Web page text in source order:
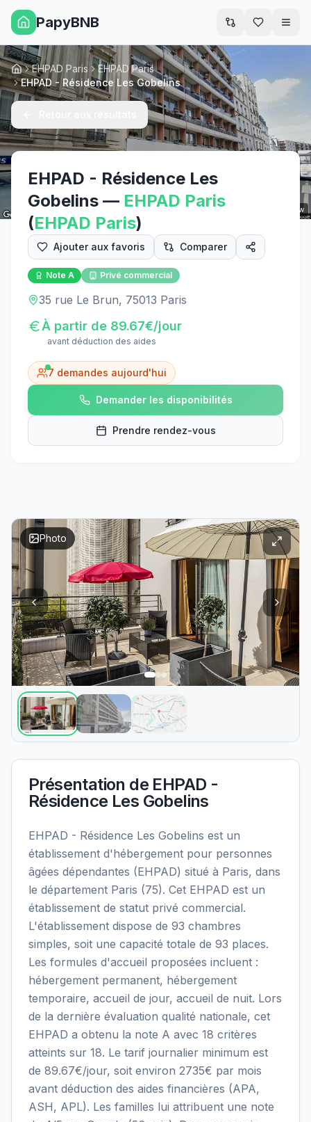
PapyBNB
Street View
AccueilEHPAD Paris
EHPAD Paris
EHPAD - Résidence Les Gobelins
EHPAD - Résidence Les
Gobelins — EHPAD Paris
(EHPAD Paris)
Ajouter aux favoris Comparer
Note A Privé commercial
35 rue Le Brun, 75013 Paris
À partir de 89.67€/jour
avant déduction des aides
7 demandes aujourd'hui
Demander les disponibilités
Prendre rendez-vous
Photo
Présentation de EHPAD -
Résidence Les Gobelins
EHPAD - Résidence Les Gobelins est un
établissement d'hébergement pour personnes
âgées dépendantes (EHPAD) situé à Paris, dans
le département Paris (75). Cet EHPAD est un
établissement de statut privé commercial.
L'établissement dispose de 93 chambres
simples, soit une capacité totale de 93 places.
Les formules d'accueil proposées incluent :
hébergement permanent, hébergement
temporaire, accueil de jour, accueil de nuit. Lors
de la dernière évaluation qualité nationale, cet
EHPAD a obtenu la note A avec 18 critères
atteints sur 18. Le tarif journalier minimum est
de 89.67€/jour, soit environ 2735€ par mois
avant déduction des aides financières (APA,
ASH, APL). Les familles lui attribuent une note